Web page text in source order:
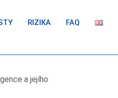
RIZIKA FAQ
a jejího